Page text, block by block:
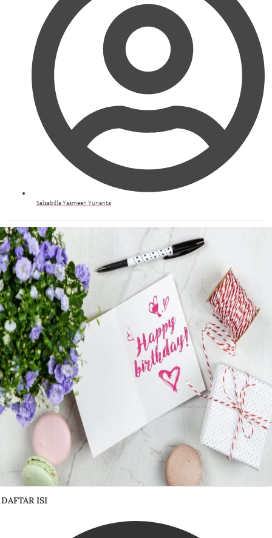
Salsabilla Yasmeen Yunanta
DAFTAR ISI